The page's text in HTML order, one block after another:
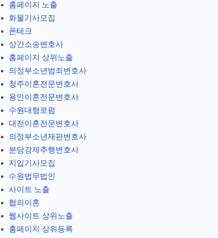
홈페이지 노출
화물기사모집
폰테크
상간소송변호사
홈페이지 상위노출
의정부소년범죄변호사
청주이혼전문변호사
용인이혼전문변호사
수원대형로펌
대전이혼전문변호사
의정부소년재판변호사
분당강제추행변호사
지입기사모집
수원법무법인
사이트 노출
협의이혼
웹사이트 상위노출
홈페이지 상위등록